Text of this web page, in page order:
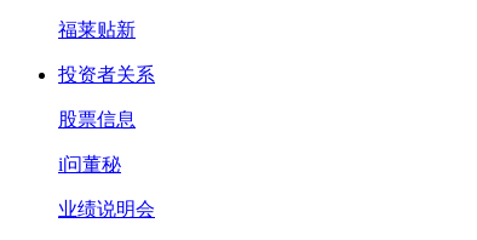
福莱贴新
投资者关系
股票信息
i问董秘
业绩说明会